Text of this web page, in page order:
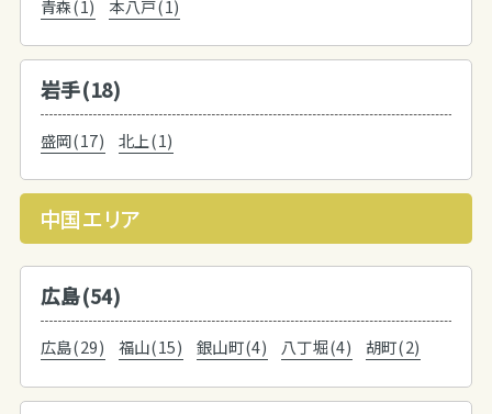
青森(1) 本八戸(1)
岩手(18)
盛岡(17) 北上(1)
中国エリア
広島(54)
広島(29) 福山(15) 銀山町(4) 八丁堀(4) 胡町(2)